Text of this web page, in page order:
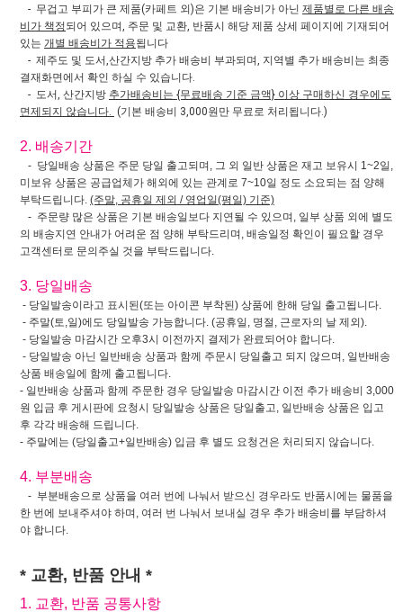
- 무겁고 부피가 큰 제품(카페트 외)은 기본 배송비가 아닌 제품별로 다른 배송
비가 책정되어 있으며, 주문 및 교환, 반품시 해당 제품 상세 페이지에 기재되어
있는 개별 배송비가 적용됩니다
- 제주도 및 도서,산간지방 추가 배송비 부과되며, 지역별 추가 배송비는 최종
결재화면에서 확인 하실 수 있습니다.
- 도서, 산간지방 추가배송비는 {무료배송 기준 금액} 이상 구매하신 경우에도
면제되지 않습니다. (기본 배송비 3,000원만 무료로 처리됩니다.)
2. 배송기간
- 당일배송 상품은 주문 당일 출고되며, 그 외 일반 상품은 재고 보유시 1~2일,
미보유 상품은 공급업체가 해외에 있는 관계로 7~10일 정도 소요되는 점 양해
부탁드립니다. (주말, 공휴일 제외 / 영업일(평일) 기준)
- 주문량 많은 상품은 기본 배송일보다 지연될 수 있으며, 일부 상품 외에 별도
의 배송지연 안내가 어려운 점 양해 부탁드리며, 배송일정 확인이 필요할 경우
고객센터로 문의주실 것을 부탁드립니다.
3. 당일배송
- 당일발송이라고 표시된(또는 아이콘 부착된) 상품에 한해 당일 출고됩니다.
- 주말(토,일)에도 당일발송 가능합니다. (공휴일, 명절, 근로자의 날 제외).
- 당일발송 마감시간 오후3시 이전까지 결제가 완료되어야 합니다.
- 당일발송 아닌 일반배송 상품과 함께 주문시 당일출고 되지 않으며, 일반배송
상품 배송일에 함께 출고됩니다.
- 일반배송 상품과 함께 주문한 경우 당일발송 마감시간 이전 추가 배송비 3,000
원 입금 후 게시판에 요청시 당일발송 상품은 당일출고, 일반배송 상품은 입고
후 각각 배송해 드립니다.
- 주말에는 (당일출고+일반배송) 입금 후 별도 요청건은 처리되지 않습니다.
4. 부분배송
- 부분배송으로 상품을 여러 번에 나눠서 받으신 경우라도 반품시에는 물품을
한 번에 보내주셔야 하며, 여러 번 나눠서 보내실 경우 추가 배송비를 부담하셔
야 합니다.
* 교환, 반품 안내 *
1. 교환, 반품 공통사항